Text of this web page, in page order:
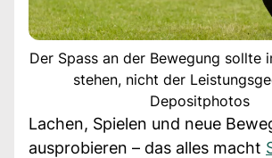
Der Spass an der Bewegung sollte
stehen, nicht der
Depositphotos
Lachen, Spielen und neue
ausprobieren – das alles macht